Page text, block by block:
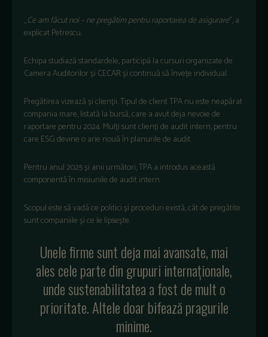
„Ce am făcut noi –ne pregătim pentru raportarea de asigurare”, a
explicat Petrescu.
Echipa studiază standardele, participă la cursuri organizate de
Camera Auditorilor și CECAR și continuă săînvețe individual.
Pregătirea vizează și clienții. Tipul de client TPA nu este neapărat
compania mare, listată la bursă, care a avut deja nevoie de
raportare pentru 2024.Mulți sunt clienți de audit intern, pentru
care ESG devine o arie nouăîn planurile de audit.
Pentru anul 2025și anii următori, TPA a introdus această
componentăîn misiunile de audit intern.
Scopul este să vadă ce politici și proceduri există, cât de pregătite
sunt companiile și ce le lipsește.
Unele firme sunt deja mai avansate, mai
ales cele parte din grupuri internaționale,
unde sustenabilitatea a fost de mult o
prioritate.Altele doar bifează pragurile
minime.